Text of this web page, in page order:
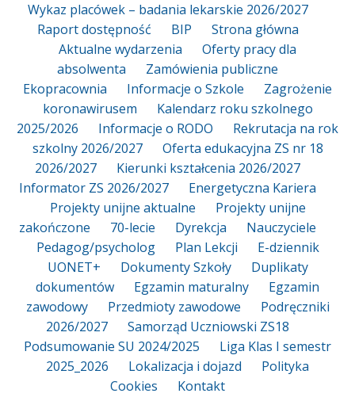
Wykaz placówek – badania lekarskie 2026/2027
Raport dostępność
BIP
Strona główna
Aktualne wydarzenia
Oferty pracy dla
absolwenta
Zamówienia publiczne
Ekopracownia
Informacje o Szkole
Zagrożenie
koronawirusem
Kalendarz roku szkolnego
2025/2026
Informacje o RODO
Rekrutacja na rok
szkolny 2026/2027
Oferta edukacyjna ZS nr 18
2026/2027
Kierunki kształcenia 2026/2027
Informator ZS 2026/2027
Energetyczna Kariera
Projekty unijne aktualne
Projekty unijne
zakończone
70-lecie Dyrekcja
Nauczyciele
Pedagog/psycholog
Plan Lekcji
E-dziennik
UONET+
Dokumenty Szkoły
Duplikaty
dokumentów
Egzamin maturalny
Egzamin
zawodowy
Przedmioty zawodowe
Podręczniki
2026/2027
Samorząd Uczniowski ZS18
Podsumowanie SU 2024/2025
Liga Klas I semestr
2025_2026
Lokalizacja i dojazd
Polityka
Cookies
Kontakt